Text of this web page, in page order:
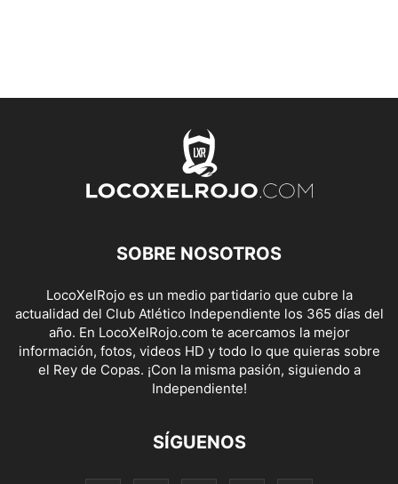
SOBRE NOSOTROS
LocoXelRojo es un medio partidario que cubre la
actualidad del Club Atlético Independiente los 365 días del
año. En LocoXelRojo.com te acercamos la mejor
información, fotos, videos HD y todo lo que quieras sobre
el Rey de Copas. ¡Con la misma pasión, siguiendo a
Independiente!
SÍGUENOS